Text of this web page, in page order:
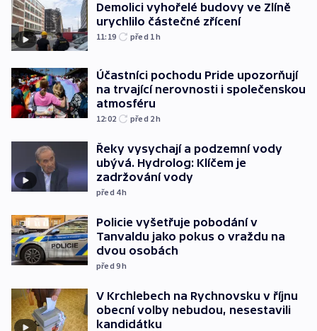
Demolici vyhořelé budovy ve Zlíně
urychlilo částečné zřícení
11:19 před 1h
Účastníci pochodu Pride upozorňují
na trvající nerovnosti i společenskou
atmosféru
12:02 před 2h
Řeky vysychají a podzemní vody
ubývá. Hydrolog: Klíčem je
zadržování vody
před 4h
Policie vyšetřuje pobodání v
Tanvaldu jako pokus o vraždu na
dvou osobách
před 9h
V Krchlebech na Rychnovsku v říjnu
obecní volby nebudou, nesestavili
kandidátku